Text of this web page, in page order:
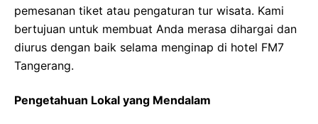
pemesanan tiket atau pengaturan tur wisata. Kami
bertujuan untuk membuat Anda merasa dihargai dan
diurus dengan baik selama menginap di hotel FM7
Tangerang.
Pengetahuan Lokal yang Mendalam